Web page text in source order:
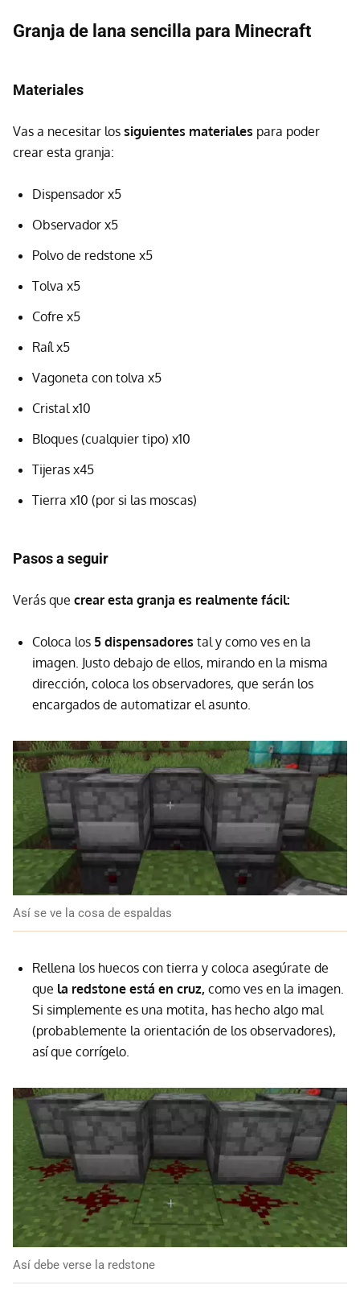
Granja de lana sencilla para Minecraft
Materiales
Vas a necesitar los siguientes materiales para poder
crear esta granja:
Dispensador x5
Observador x5
Polvo de redstone x5
Tolva x5
Cofre x5
Raíl x5
Vagoneta con tolva x5
Cristal x10
Bloques (cualquier tipo) x10
Tijeras x45
Tierra x10 (por si las moscas)
Pasos a seguir
Verás que crear esta granja es realmente fácil:
Coloca los 5 dispensadores tal y como ves en la
imagen. Justo debajo de ellos, mirando en la misma
dirección, coloca los observadores, que serán los
encargados de automatizar el asunto.
Así se ve la cosa de espaldas
Rellena los huecos con tierra y coloca asegúrate de
que la redstone está en cruz, como ves en la imagen.
Si simplemente es una motita, has hecho algo mal
(probablemente la orientación de los observadores),
así que corrígelo.
Así debe verse la redstone